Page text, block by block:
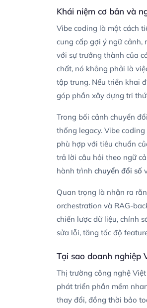
Khái niệm cơ bản và
Vibe coding là một cách
cung cấp gợi ý ngữ
với sự trưởng thành của
chất, nó không phải là
tập trung. Nếu triển khai
góp phần xây dựng tri
Trong bối cảnh chuyển
thống legacy. Vibe
phù hợp với tiêu chuẩn
trả lời câu hỏi theo ngữ
hành trình chuyển đổi số
Quan trọng là nhận ra
orchestration và RAG-
chiến lược dữ liệu, chính
sửa lỗi, tăng tốc độ
Tại sao doanh nghiệp
Thị trường công nghệ
phát triển phần mềm
thay đổi, đồng thời bảo